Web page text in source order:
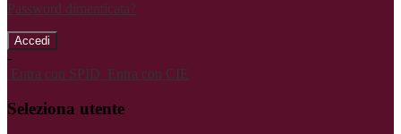
Password dimenticata?
-
Entra con SPID Entra con CIE
Seleziona utente